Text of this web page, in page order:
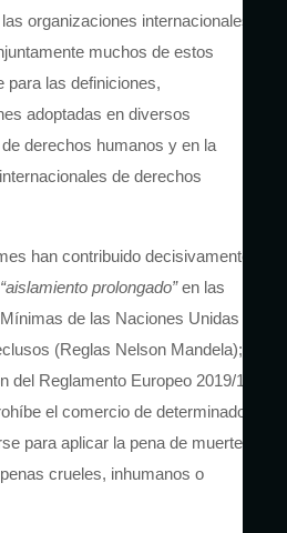
organizaciones internacionales y
muchos de estos
para las definiciones,
adoptadas en diversos
derechos humanos y en la
de derechos
han contribuido decisivamente a
“aislamiento prolongado”en las
de las Naciones Unidas
(Reglas Nelson Mandela); o
Reglamento Europeo 2019/125
el comercio de determinados
para aplicar la pena de muerte o
crueles, inhumanos o